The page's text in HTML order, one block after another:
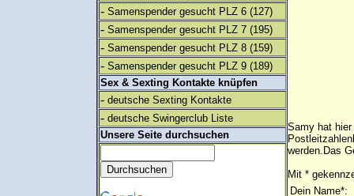
- Samenspender gesucht PLZ 6 (127)
- Samenspender gesucht PLZ 7 (195)
- Samenspender gesucht PLZ 8 (159)
- Samenspender gesucht PLZ 9 (189)
Sex & Sexting Kontakte knüpfen
- deutsche Sexting Kontakte
- deutsche Swingerclub Liste
Unsere Seite durchsuchen
Samy hat
werden.Das
Mit *
Dein Name*: